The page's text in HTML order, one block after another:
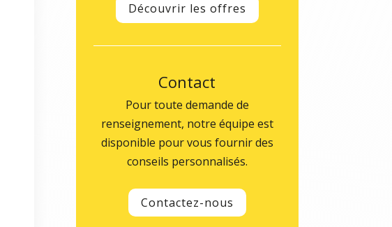
Découvrir les offres
Contact
Pour toute demande de
renseignement, notre équipe est
disponible pour vous fournir des
conseils personnalisés.
Contactez-nous